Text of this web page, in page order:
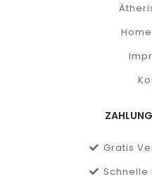
Gratis
Schnelle